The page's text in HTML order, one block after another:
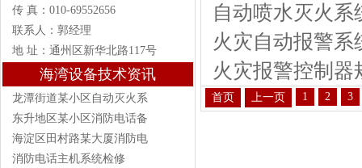
传 真：010-69552656
联系人：郭经理
地 址：通州区新华北路117号
海湾设备技术资讯
龙潭街道某小区自动灭火系
东升地区某小区消防电话备
海淀区田村路某大厦消防电
消防电话主机系统检修
自动喷水灭火系
火灾自动报警系
火灾报警控制器
首页 上一页 1 2 3